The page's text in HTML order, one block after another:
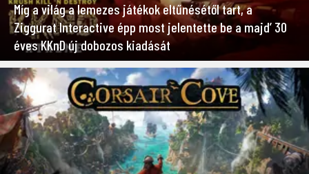
Míg a világ a lemezes játékok eltűnésétől tart, a
Ziggurat Interactive épp most jelentette be a majd’ 30
éves KKnD új dobozos kiadását